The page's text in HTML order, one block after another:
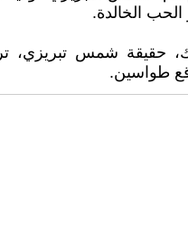
الخالدة.
حقيقة شمس تبريزي،
طواسين.